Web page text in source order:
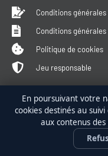
Conditions générales
Conditions générales
Politique de cookies
Jeu responsable
MediaPronos a été
parieurs passionnés de
un site pour les
vous partager nos
PARIER SUR LE
En poursuivant votre
cookies destinés au
aux contenus